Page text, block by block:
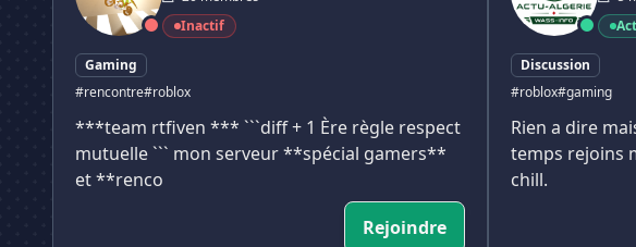
Inactif
Gaming
#rencontre#roblox
***team rtfiven *** ```diff + 1 Ère règle respect
mutuelle ``` mon serveur **spécial gamers**
et **renco
Rejoindre
Discussion
#roblox#gaming
Rien a dire
temps rejoins
chill.